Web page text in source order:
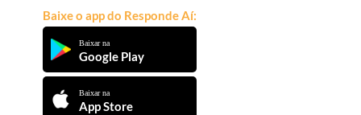
Baixe o app do Responde Aí:
Baixar na
Google Play
Baixar na
App Store